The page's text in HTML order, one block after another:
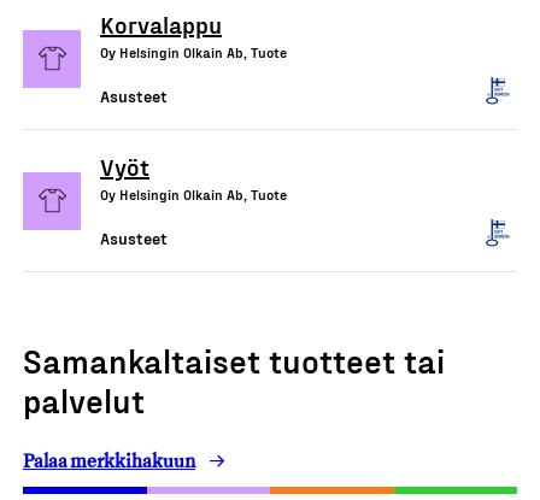
Korvalappu
Oy Helsingin Olkain Ab, Tuote
Asusteet
Vyöt
Oy Helsingin Olkain Ab, Tuote
Asusteet
Samankaltaiset tuotteet tai
palvelut
Palaa merkkihakuun